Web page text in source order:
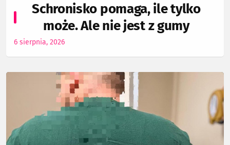
Schronisko pomaga, ile tylko
może. Ale nie jest z gumy
6 sierpnia, 2026